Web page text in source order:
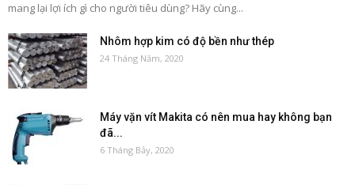
mang lại lợi ích gì cho người tiêu dùng? Hãy cùng...
Nhôm hợp kim có độ bền như thép
24 Tháng Năm, 2020
Máy vặn vít Makita có nên mua hay không bạn
đã...
6 Tháng Bảy, 2020